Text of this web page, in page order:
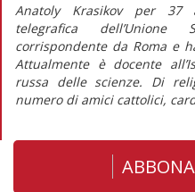
Anatoly Krasikov per 37
telegrafica
corrispondente da Roma e
Attualmente è docente
russa delle scienze. Di
numero di amici cattolici,